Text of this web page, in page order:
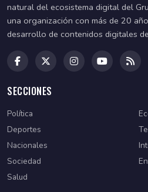
natural del ecosistema digital del
una organización con más de 20
desarrollo de contenidos digitales
SECCIONES
Política
Deportes
Nacionales
Sociedad
Salud